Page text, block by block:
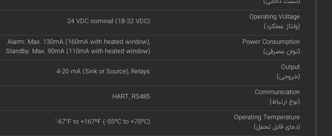
Operating Voltage
(ولتاژ عملکرد)
24 VDC nominal (18-32 VDC)
Power Consumption
(توان مصرفی)
Alarm: Max. 130mA (160mA with heated window),
Standby: Max. 90mA (110mA with heated window)
Output
(خروجی)
4-20 mA (Sink or Source), Relays
Communication
(نوع ارتباط)
HART, RS485
Operating Temperature
(دمای قابل تحمل)
'-67°F to +167ºF (-55ºC to +75ºC)